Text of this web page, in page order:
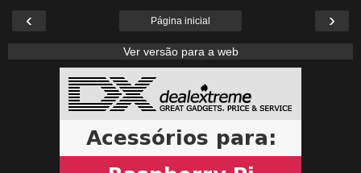
‹ ›
Página inicial
Ver versão para a web